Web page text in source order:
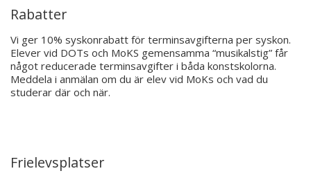
Rabatter
Vi ger 10% syskonrabatt för terminsavgifterna per syskon.
Elever vid DOTs och MoKS gemensamma “musikalstig” får
något reducerade terminsavgifter i båda konstskolorna.
Meddela i anmälan om du är elev vid MoKs och vad du
studerar där och när.
Frielevsplatser